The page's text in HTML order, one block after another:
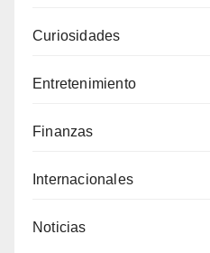
Curiosidades
Entretenimiento
Finanzas
Internacionales
Noticias